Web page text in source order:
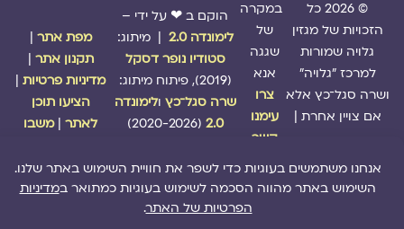
© 2026 כל
הזכויות של מגזין
גלויה שמורות
למרכז "גלויה"
ושרה סגל־כץ אלא
אם צויין אחרת |
במקרה
של
שגגה
אנא
צרו
עימנו
קשר
הוקם ב ❤ על ידי –
לימונדה 2.0
| מיתוג:
סטודיו נופר דסקל
שרה סגל־כץולימונדה
2.0
(2020-2026)
מפת אתר|
תקנון אתר|
מדיניות פרטיות|
הציעו תוכן
לאתר| משבו